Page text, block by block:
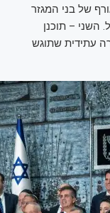
של בני המגזר
– תוכנן
עתידית שתוגש